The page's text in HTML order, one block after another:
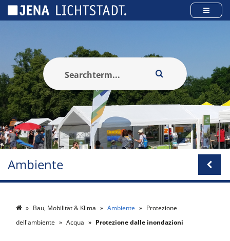
Ambiente
Bau, Mobilität & Klima Ambiente
Protezione
dell'ambiente
Acqua Protezione dalle inondazioni
Pannello di gestione dei cookies